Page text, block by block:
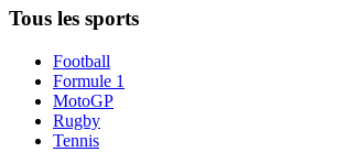
Tous les sports
Football
Formule 1
MotoGP
Rugby
Tennis